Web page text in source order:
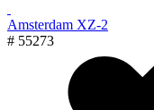
Amsterdam XZ-2
# 55273